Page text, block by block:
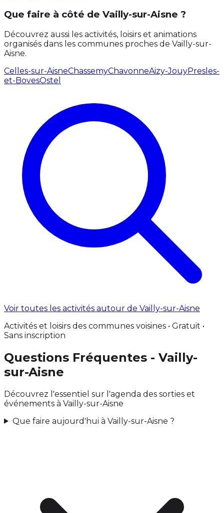
Que faire à côté de Vailly-sur-Aisne ?
Découvrez aussi les activités, loisirs et animations
organisés dans les communes proches de Vailly-sur-
Aisne.
Celles-sur-AisneChassemyChavonneAizy-JouyPresles-
et-BovesOstel
Voir toutes les activités autour de Vailly-sur-Aisne
Activités et loisirs des communes voisines • Gratuit •
Sans inscription
Questions Fréquentes - Vailly-
sur-Aisne
Découvrez l'essentiel sur l'agenda des sorties et
événements à Vailly-sur-Aisne
Que faire aujourd'hui à Vailly-sur-Aisne ?